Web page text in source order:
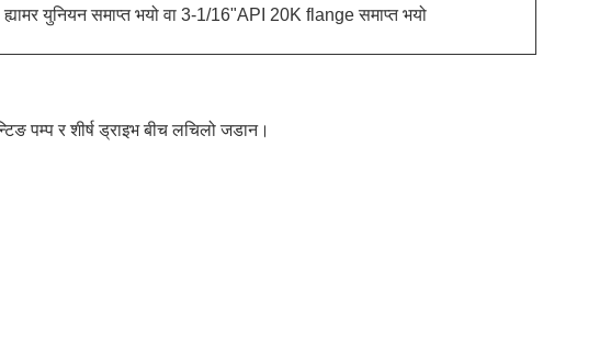
युनियन समाप्त भयो वा 3-1/16"API 20K flange समाप्त भयो
पम्प र शीर्ष ड्राइभ बीच लचिलो जडान।